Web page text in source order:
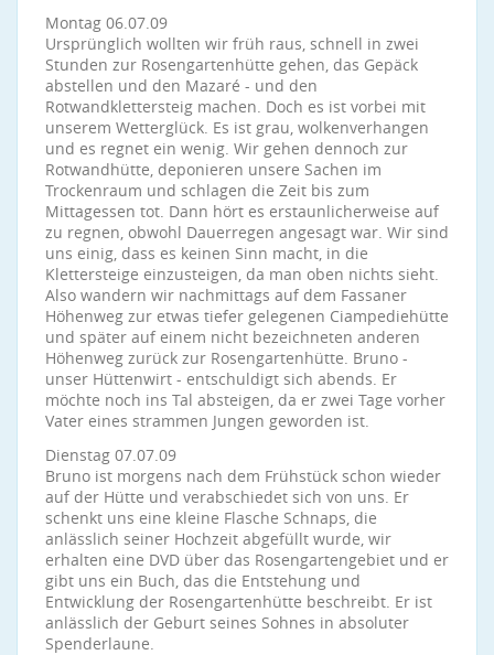
Montag 06.07.09
Ursprünglich wollten wir früh raus, schnell in zwei
Stunden zur Rosengartenhütte gehen, das Gepäck
abstellen und den Mazaré - und den
Rotwandklettersteig machen. Doch es ist vorbei mit
unserem Wetterglück. Es ist grau, wolkenverhangen
und es regnet ein wenig. Wir gehen dennoch zur
Rotwandhütte, deponieren unsere Sachen im
Trockenraum und schlagen die Zeit bis zum
Mittagessen tot. Dann hört es erstaunlicherweise auf
zu regnen, obwohl Dauerregen angesagt war. Wir sind
uns einig, dass es keinen Sinn macht, in die
Klettersteige einzusteigen, da man oben nichts sieht.
Also wandern wir nachmittags auf dem Fassaner
Höhenweg zur etwas tiefer gelegenen Ciampediehütte
und später auf einem nicht bezeichneten anderen
Höhenweg zurück zur Rosengartenhütte. Bruno -
unser Hüttenwirt - entschuldigt sich abends. Er
möchte noch ins Tal absteigen, da er zwei Tage vorher
Vater eines strammen Jungen geworden ist.
Dienstag 07.07.09
Bruno ist morgens nach dem Frühstück schon wieder
auf der Hütte und verabschiedet sich von uns. Er
schenkt uns eine kleine Flasche Schnaps, die
anlässlich seiner Hochzeit abgefüllt wurde, wir
erhalten eine DVD über das Rosengartengebiet und er
gibt uns ein Buch, das die Entstehung und
Entwicklung der Rosengartenhütte beschreibt. Er ist
anlässlich der Geburt seines Sohnes in absoluter
Spenderlaune.